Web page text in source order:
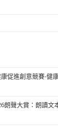
促進創意競賽-健
朗聲大賞：朗讀文